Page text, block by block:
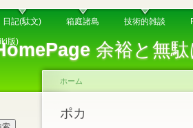
余裕と無駄
日記(駄文) 箱庭諸島 技術的雑談
版)
ホーム
ポカ